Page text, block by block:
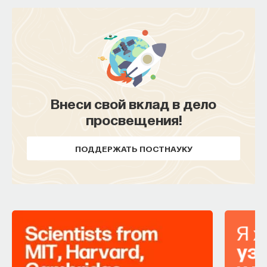
Внеси свой вклад в дело
просвещения!
ПОДДЕРЖАТЬ ПОСТНАУКУ
НАД МАТЕРИАЛОМ РАБОТАЛИ
ПостНаука
команда ПостНауки
НАУКА
237 публикаций
ФИЛОСОФСКИЙ ПОИСК: НАЧАЛА